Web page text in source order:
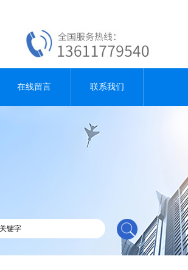
在线留言 联系我们